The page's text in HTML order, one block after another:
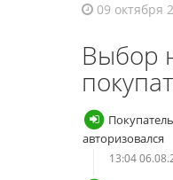
09 октября
Выбор
авторизовался
13:04